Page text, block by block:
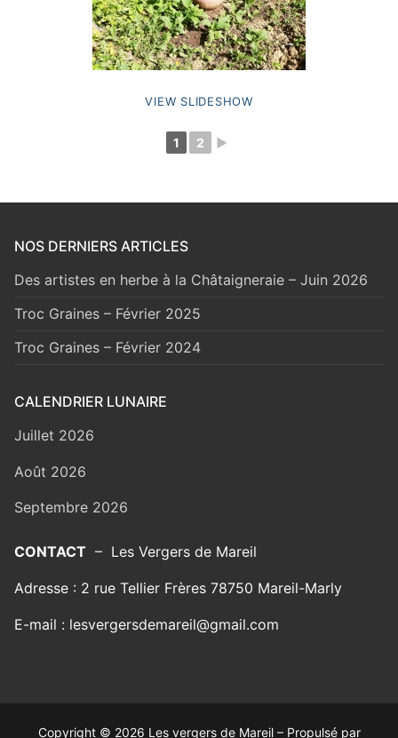
VIEW SLIDESHOW
1 2 ►
NOS DERNIERS ARTICLES
Des artistes en herbe à la Châtaigneraie – Juin 2026
Troc Graines – Février 2025
Troc Graines – Février 2024
CALENDRIER LUNAIRE
Juillet 2026
Août 2026
Septembre 2026
CONTACT – Les Vergers de Mareil
Adresse : 2 rue Tellier Frères 78750 Mareil-Marly
E-mail : lesvergersdemareil@gmail.com
Copyright © 2026 Les vergers de Mareil – Propulsé par